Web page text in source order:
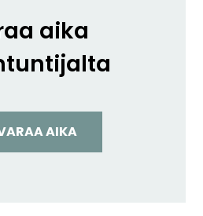
aika
AIKA